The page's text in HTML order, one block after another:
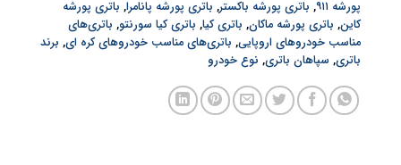
پورشه ۹۱۱
, باتری پورشه باکستر, باتری پورشه پانامرا, باتری پورشه
کاین, باتری پورشه ماکان, باتری کیا, باتری کیا سورنتو, باتری‌های
مناسب خودروهای اروپایی, باتری‌های مناسب خودروهای کره ای, برند
باتری, سپاهان باتری, نوع خودرو